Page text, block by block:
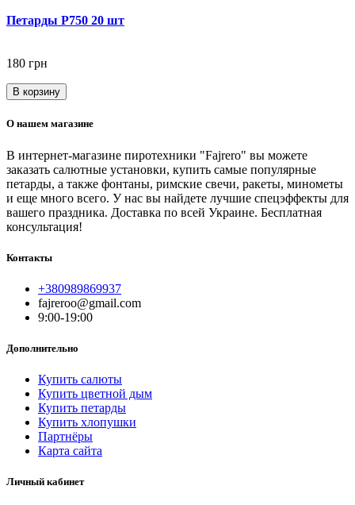
Петарды P750 20 шт
180 грн
В корзину
О нашем магазине
В интернет-магазине пиротехники "Fajrero" вы можете
заказать салютные установки, купить самые популярные
петарды, а также фонтаны, римские свечи, ракеты, минометы
и еще много всего. У нас вы найдете лучшие спецэффекты для
вашего праздника. Доставка по всей Украине. Бесплатная
консультация!
Контакты
+380989869937
fajreroo@gmail.com
9:00-19:00
Дополнительно
Купить салюты
Купить цветной дым
Купить петарды
Купить хлопушки
Партнёры
Карта сайта
Личный кабинет